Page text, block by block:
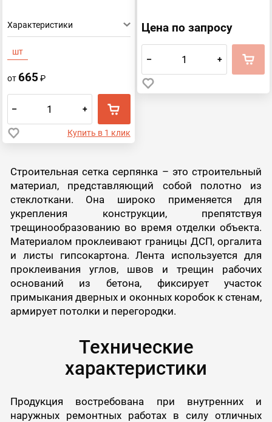
Характеристики
шт
от 665 ₽
– +
Купить в 1 клик
Цена по запросу
– +
Строительная сетка серпянка – это строительный
материал, представляющий собой полотно из
стеклоткани. Она широко применяется для
укрепления конструкции, препятствуя
трещинообразованию во время отделки объекта.
Материалом проклеивают границы ДСП, оргалита
и листы гипсокартона. Лента используется для
проклеивания углов, швов и трещин рабочих
оснований из бетона, фиксирует участок
примыкания дверных и оконных коробок к стенам,
армирует потолки и перегородки.
Технические
характеристики
Продукция востребована при внутренних и
наружных ремонтных работах в силу отличных